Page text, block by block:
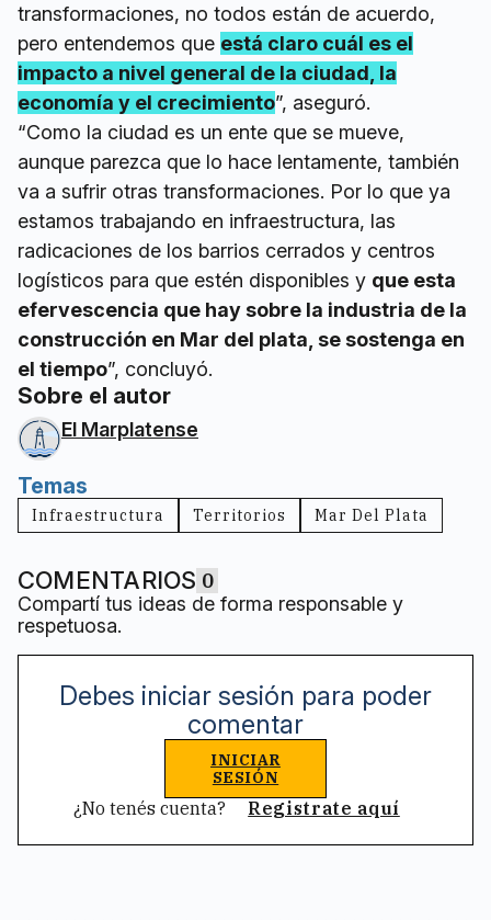
transformaciones, no todos están de acuerdo,
pero entendemos que está claro cuál es el
impacto a nivel general de la ciudad, la
economía y el crecimiento”, aseguró.
“Como la ciudad es un ente que se mueve,
aunque parezca que lo hace lentamente, también
va a sufrir otras transformaciones. Por lo que ya
estamos trabajando en infraestructura, las
radicaciones de los barrios cerrados y centros
logísticos para que estén disponibles y que esta
efervescencia que hay sobre la industria de la
construcción en Mar del plata, se sostenga en
el tiempo”, concluyó.
Sobre el autor
El Marplatense
Temas
Infraestructura Territorios Mar Del Plata
COMENTARIOS 0
Compartí tus ideas de forma responsable y
respetuosa.
Debes iniciar sesión para poder
comentar
INICIAR
SESIÓN
¿No tenés cuenta? Registrate aquí